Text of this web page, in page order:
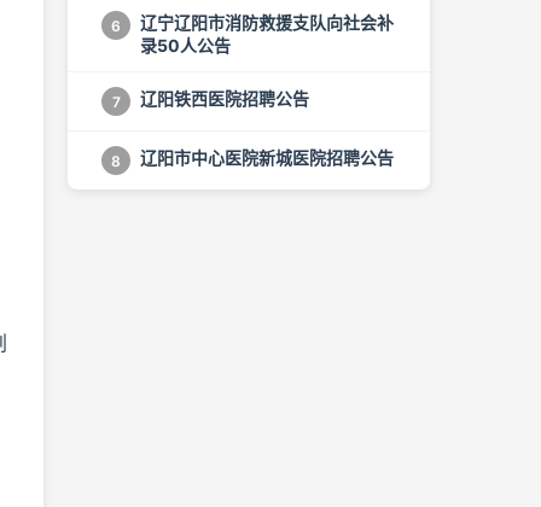
6
辽宁辽阳市消防救援支队向社会补
录50人公告
7 辽阳铁西医院招聘公告
8 辽阳市中心医院新城医院招聘公告